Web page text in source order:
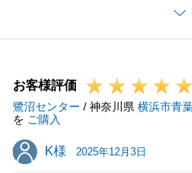
今後も何か不動産のお困り
たら、いつでもお声がけ下
閉じ
お客様評価
鷺沼センター / 神奈川県 横浜市青
を ご購入
K様
K様 2025年12月3日